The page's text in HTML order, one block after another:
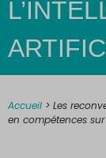
Accueil > Les
en compétences